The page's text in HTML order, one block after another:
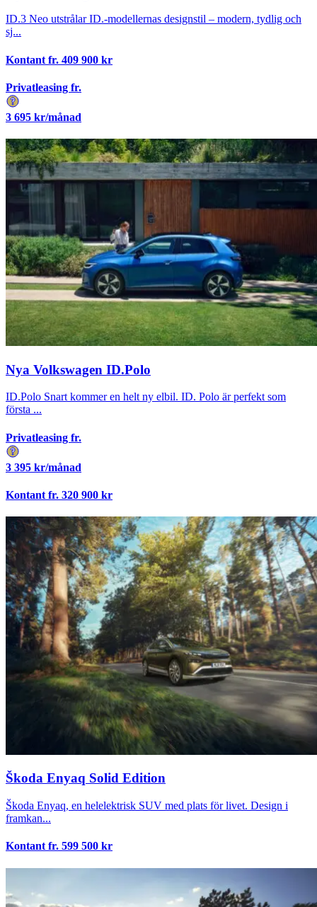
ID.3 Neo utstrålar ID.-modellernas designstil – modern, tydlig och
sj...
Kontant fr. 409 900 kr
Privatleasing fr.
3 695 kr/månad
Nya Volkswagen ID.Polo
ID.Polo Snart kommer en helt ny elbil. ID. Polo är perfekt som
första ...
Privatleasing fr.
3 395 kr/månad
Kontant fr. 320 900 kr
Škoda Enyaq Solid Edition
Škoda Enyaq, en helelektrisk SUV med plats för livet. Design i
framkan...
Kontant fr. 599 500 kr